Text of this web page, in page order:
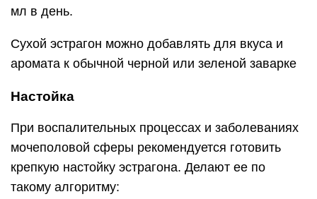
мл в день.
Сухой эстрагон можно добавлять для вкуса и
аромата к обычной черной или зеленой заварке
Настойка
При воспалительных процессах и заболеваниях
мочеполовой сферы рекомендуется готовить
крепкую настойку эстрагона. Делают ее по
такому алгоритму: